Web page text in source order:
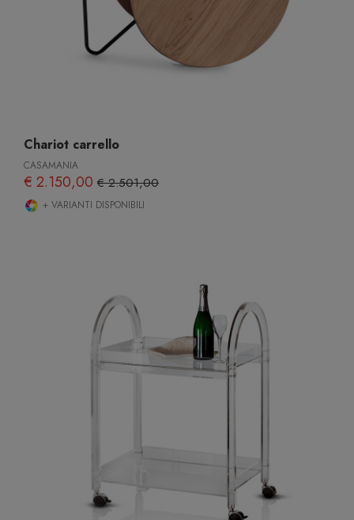
Chariot carrello
CASAMANIA
€ 2.150,00 € 2.501,00
+ VARIANTI DISPONIBILI